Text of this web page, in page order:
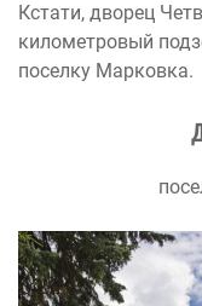
Кстати, дворец
километровый
поселку Марковка.